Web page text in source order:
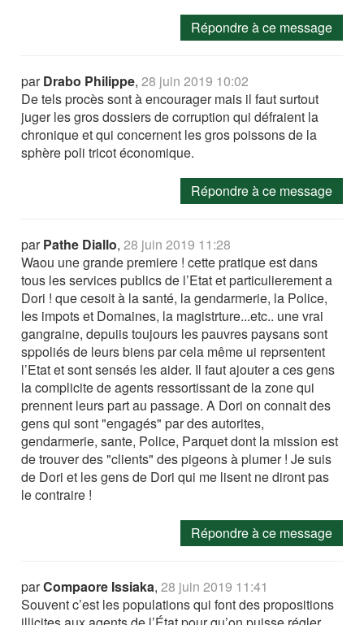
Répondre à ce message
parDrabo Philippe,28 juin 2019 10:02
De tels procès sont à encourager mais il faut surtout
juger les gros dossiers de corruption qui défraient la
chronique et qui concernent les gros poissons de la
sphère poli tricot économique.
Répondre à ce message
parPathe Diallo,28 juin 2019 11:28
Waou une grande premiere ! cette pratique est dans
tous les services publics de l’Etat et particulierement a
Dori ! que cesoit à la santé, la gendarmerie, la Police,
les impots et Domaines, la magistrture...etc.. une vrai
gangraine, depuiis toujours les pauvres paysans sont
sppoliés de leurs biens par cela même ui reprsentent
l’Etat et sont sensés les aider. Il faut ajouter a ces gens
la complicite de agents ressortissant de la zone qui
prennent leurs part au passage. A Dori on connait des
gens qui sont "engagés" par des autorites,
gendarmerie, sante, Police, Parquet dont la mission est
de trouver des "clients" des pigeons à plumer ! Je suis
de Dori et les gens de Dori qui me lisent ne diront pas
le contraire !
Répondre à ce message
parCompaore Issiaka,28 juin 2019 11:41
Souvent c’est les populations qui font des propositions